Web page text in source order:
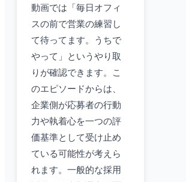
動画では「毎日オフィ
スの前で営業の練習し
て待ってます。うちで
やって」というやり取
りが確認できます。こ
のエピソードからは、
企業側が応募者の行動
力や執着心を一つの評
価基準として受け止め
ている可能性が考えら
れます。一般的な採用